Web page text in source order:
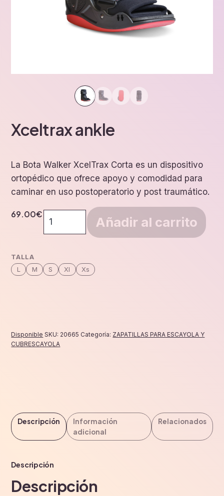
Xceltrax ankle
La Bota Walker XcelTrax Corta es un dispositivo
ortopédico que ofrece apoyo y comodidad para
caminar en uso postoperatorio y post traumático.
TALLA
L M S Xl Xs
69.00€
ankle
Añadir al carrito
Disponible SKU: 20665 Categoría: ZAPATILLAS PARA ESCAYOLA Y
CUBRESCAYOLA
Descripción
Información
adicional
Relacionados
Descripción
Descripción